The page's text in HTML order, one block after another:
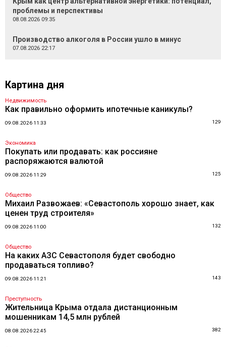
проблемы и перспективы
08.08.2026 09:35
Производство алкоголя в России ушло в минус
07.08.2026 22:17
Картина дня
Недвижимость
Как правильно оформить ипотечные каникулы?
09.08.2026 11:33 129
Экономика
Покупать или продавать: как россияне
распоряжаются валютой
09.08.2026 11:29 125
Общество
Михаил Развожаев: «Севастополь хорошо знает, как
ценен труд строителя»
09.08.2026 11:00 132
Общество
На каких АЗС Севастополя будет свободно
продаваться топливо?
09.08.2026 11:21 143
Преступность
Жительница Крыма отдала дистанционным
мошенникам 14,5 млн рублей
08.08.2026 22:45 382